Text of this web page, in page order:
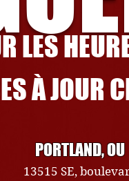
LES
À JOUR
PORTLAND, OU
13515 SE,